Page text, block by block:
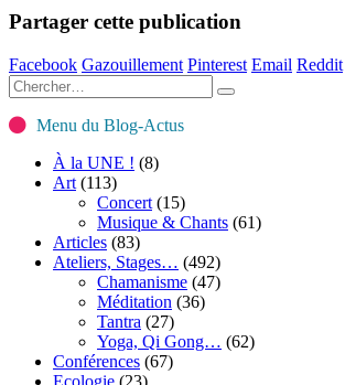
Partager cette publication
Facebook Gazouillement Pinterest Email Reddit
Menu du Blog-Actus
À la UNE ! (8)
Art (113)
Concert (15)
Musique & Chants (61)
Articles (83)
Ateliers, Stages… (492)
Chamanisme (47)
Méditation (36)
Tantra (27)
Yoga, Qi Gong… (62)
Conférences (67)
Ecologie (23)